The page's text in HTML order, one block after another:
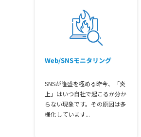
Web/SNSモニタリング
SNSが隆盛を極める昨今、「炎
上」はいつ自社で起こるか分か
らない現象です。その原因は多
様化しています...